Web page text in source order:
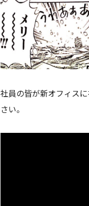
社員の皆が新オフィス
さい。